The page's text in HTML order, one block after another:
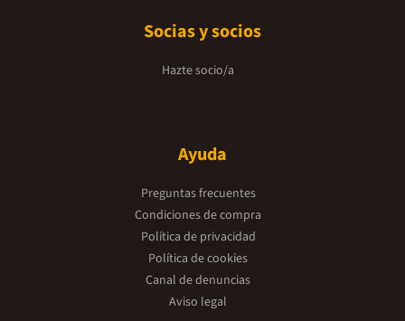
Socias y socios
Hazte socio/a
Ayuda
Preguntas frecuentes
Condiciones de compra
Política de privacidad
Política de cookies
Canal de denuncias
Aviso legal